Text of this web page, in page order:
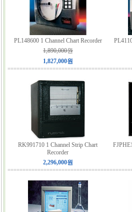
PL148600 1 Channel Chart Recorder
1,890,000원
1,827,000원
RK991710 1 Channel Strip Chart
Recorder
2,296,000원